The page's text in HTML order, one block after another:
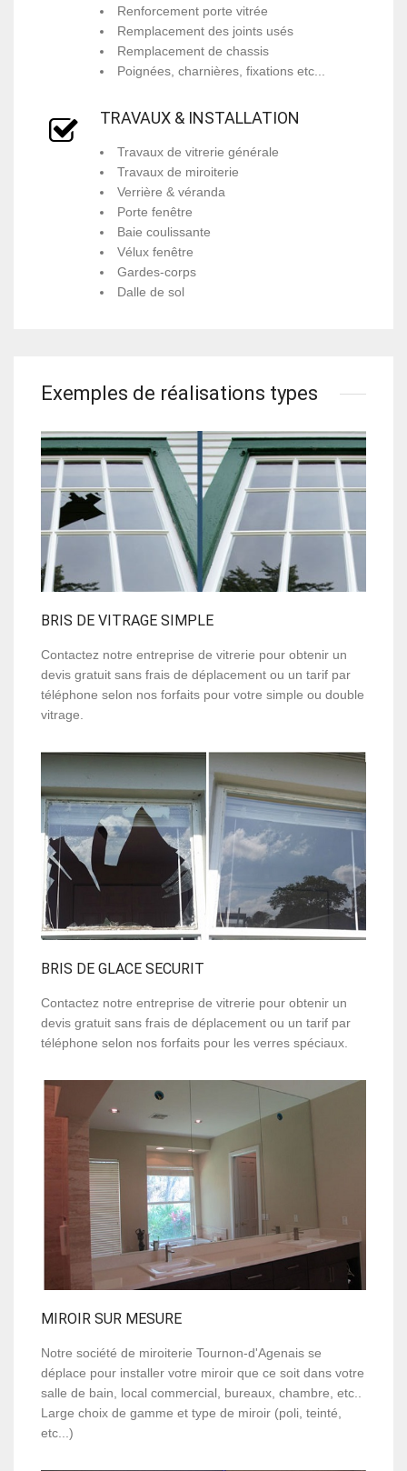
Renforcement porte vitrée
Remplacement des joints usés
Remplacement de chassis
Poignées, charnières, fixations etc...
TRAVAUX & INSTALLATION
Travaux de vitrerie générale
Travaux de miroiterie
Verrière & véranda
Porte fenêtre
Baie coulissante
Vélux fenêtre
Gardes-corps
Dalle de sol
Exemples de réalisations types
BRIS DE VITRAGE SIMPLE
Contactez notre entreprise de vitrerie pour obtenir un
devis gratuit sans frais de déplacement ou un tarif par
téléphone selon nos forfaits pour votre simple ou double
vitrage.
BRIS DE GLACE SECURIT
Contactez notre entreprise de vitrerie pour obtenir un
devis gratuit sans frais de déplacement ou un tarif par
téléphone selon nos forfaits pour les verres spéciaux.
MIROIR SUR MESURE
Notre société de miroiterie Tournon-d'Agenais se
déplace pour installer votre miroir que ce soit dans votre
salle de bain, local commercial, bureaux, chambre, etc..
Large choix de gamme et type de miroir (poli, teinté,
etc...)